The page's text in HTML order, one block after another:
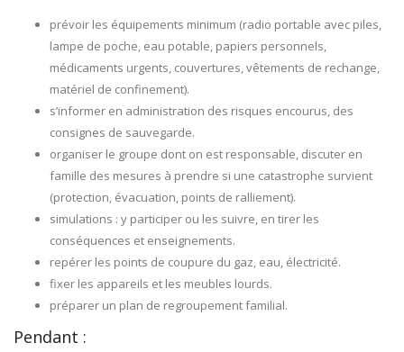
prévoir les équipements minimum (radio portable avec piles,
lampe de poche, eau potable, papiers personnels,
médicaments urgents, couvertures, vêtements de rechange,
matériel de confinement).
s’informer en administration des risques encourus, des
consignes de sauvegarde.
organiser le groupe dont on est responsable, discuter en
famille des mesures à prendre si une catastrophe survient
(protection, évacuation, points de ralliement).
simulations : y participer ou les suivre, en tirer les
conséquences et enseignements.
repérer les points de coupure du gaz, eau, électricité.
fixer les appareils et les meubles lourds.
préparer un plan de regroupement familial.
Pendant :